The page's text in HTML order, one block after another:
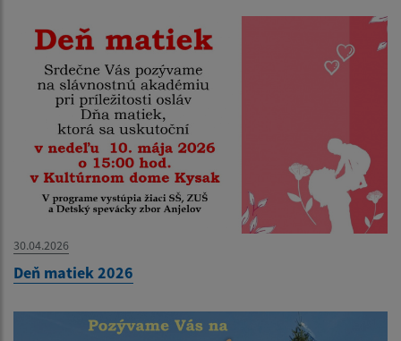
30.04.2026
Deň matiek 2026